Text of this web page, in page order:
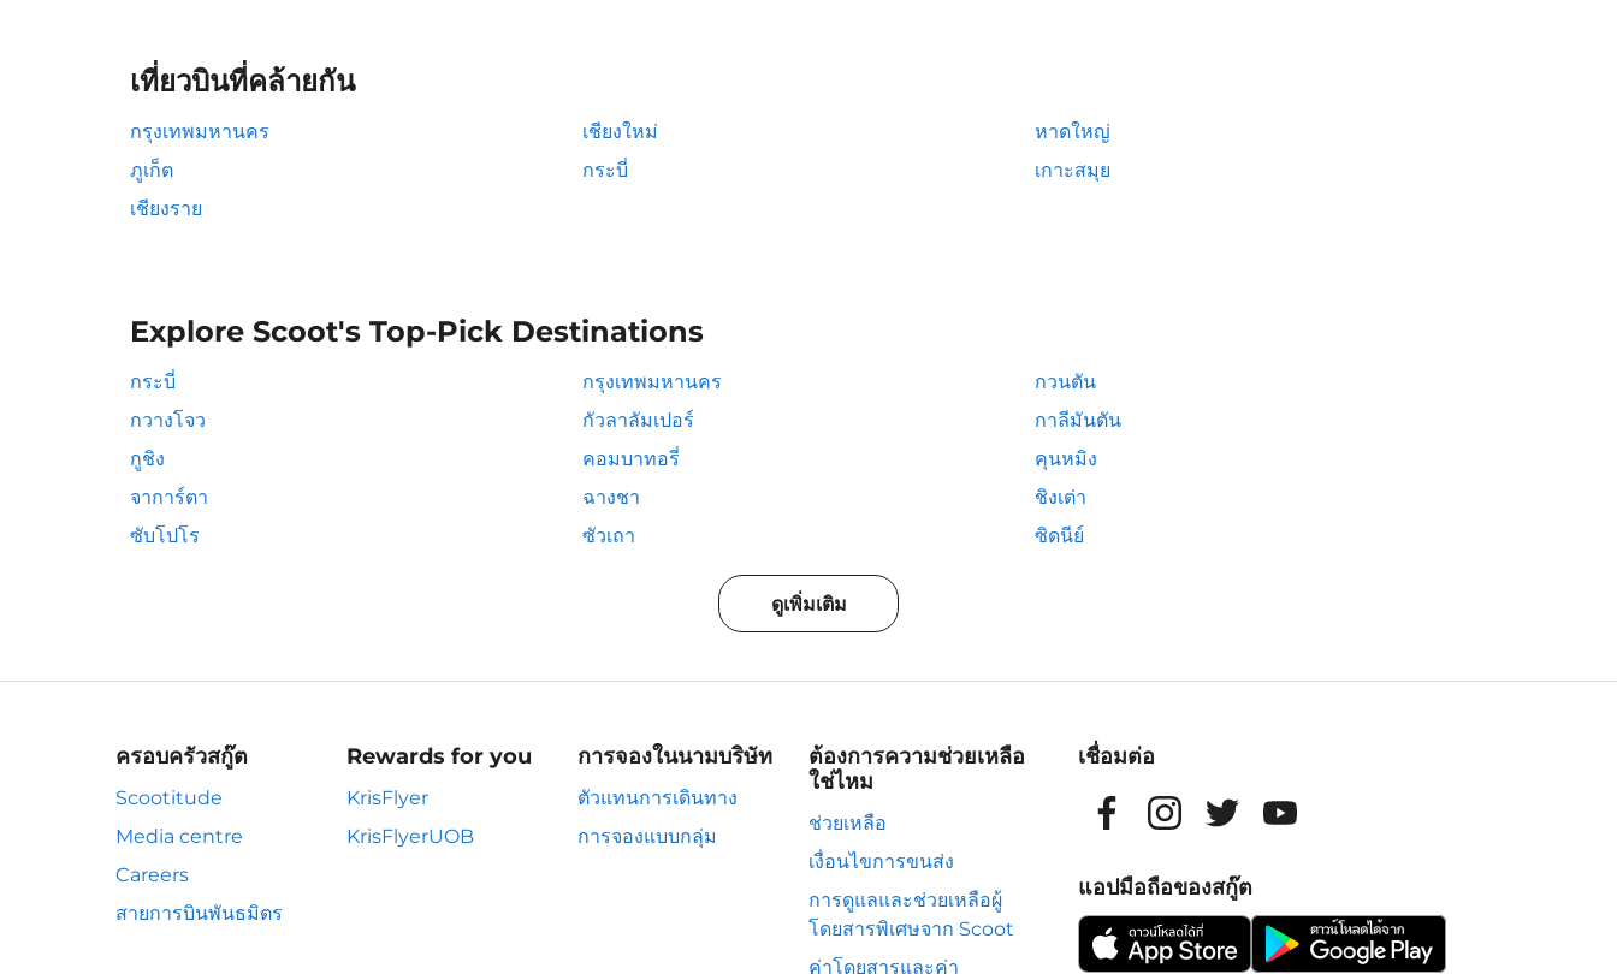
เที่ยวบินที่คล้ายกัน
กรุงเทพมหานคร เชียงใหม่
หาดใหญ่
ภูเก็ต
กระบี่
เกาะสมุย
เชียงราย
Explore Scoot's Top-Pick Destinations
กระบี่ กรุงเทพมหานคร
กวนตัน
กวางโจว
กัวลาลัมเปอร์
กาลีมันตัน
กูชิง
คอมบาทอรี่
คุนหมิง
จาการ์ตา
ฉางชา
ชิงเต่า
ซับโปโร
ซัวเถา ซิดนีย์
ดูเพิ่มเติม
ครอบครัวสกู๊ต
Scootitude
Media centre
Careers
สายการบินพันธมิตร
Rewards for you
KrisFlyer
KrisFlyerUOB
การจองในนามบริษัท
ตัวแทนการเดินทาง
การจองแบบกลุ่ม
ต้องการความช่วยเหลือ
ใช่ไหม
ช่วยเหลือ
เงื่อนไขการขนส่ง
การดูแลและช่วยเหลือผู้
โดยสารพิเศษจาก Scoot
ค่าโดยสารและค่า
เชื่อมต่อ
แอปมือถือของสกู๊ต